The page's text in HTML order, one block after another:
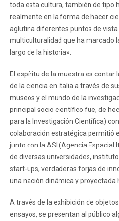
toda esta cultura, también de tipo
realmente en la forma de hacer
aglutina diferentes puntos de vista
multiculturalidad que ha marcado
largo de la historia».
El espíritu de la muestra es contar
de la ciencia en Italia a través de
museos y el mundo de la
principal socio científico fue, de
para la Investigación Científica)
colaboración estratégica permitió
junto con la ASI (Agencia Espacial
de diversas universidades,
start-ups, verdaderas forjas de
una nación dinámica y proyectada
A través de la exhibición de
ensayos, se presentan al público